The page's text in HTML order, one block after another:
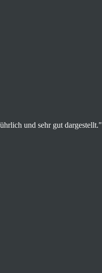
und sehr gut dargestellt."